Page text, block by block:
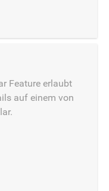
Feature erlaubt
auf einem von